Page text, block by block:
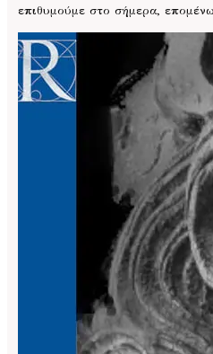
επιθυμούμε στο σήμερα,